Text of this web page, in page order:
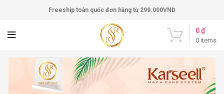
Freeship toàn quốc đơn hàng từ 299.000VNĐ
0 items
0₫